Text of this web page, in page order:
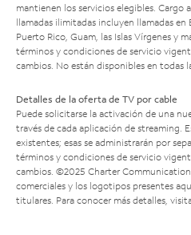
mantienen los servicios elegibles. Cargo
llamadas ilimitadas incluyen llamadas en
Puerto Rico, Guam, las Islas Vírgenes y
términos y condiciones de servicio
cambios. No están disponibles en todas
Detalles de la oferta de TV por cable
Puede solicitarse la activación de una
través de cada aplicación de streaming.
existentes; esas se administrarán por
términos y condiciones de servicio
cambios. ©2025 Charter
comerciales y los logotipos presentes
titulares. Para conocer más detalles,